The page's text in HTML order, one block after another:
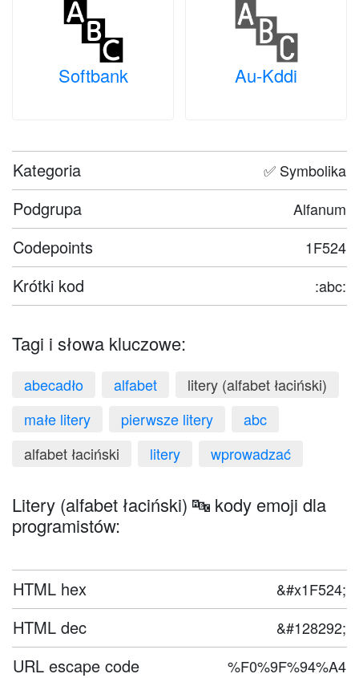
Softbank Au-Kddi
Kategoria ✅ Symbolika
Podgrupa Alfanum
Codepoints 1F524
Krótki kod :abc:
Tagi i słowa kluczowe:
abecadło alfabet
litery (alfabet łaciński)
małe litery
pierwsze litery
abc
alfabet łaciński
litery wprowadzać
Litery (alfabet łaciński) 🔤 kody emoji dla
programistów:
HTML hex &#x1F524;
HTML dec &#128292;
URL escape code %F0%9F%94%A4